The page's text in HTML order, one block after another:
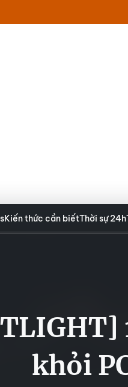
Kiến thức cần biếtThời sự 24h
khỏi